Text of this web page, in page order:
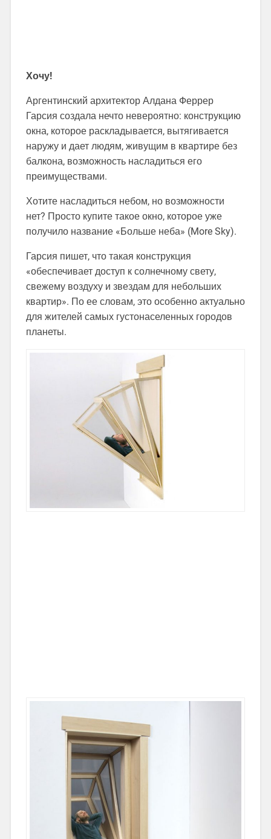
Хочу!
Аргентинский архитектор Алдана Феррер
Гарсия создала нечто невероятно: конструкцию
окна, которое раскладывается, вытягивается
наружу и дает людям, живущим в квартире без
балкона, возможность насладиться его
преимуществами.
Хотите насладиться небом, но возможности
нет? Просто купите такое окно, которое уже
получило название «Больше неба» (More Sky).
Гарсия пишет, что такая конструкция
«обеспечивает доступ к солнечному свету,
свежему воздуху и звездам для небольших
квартир». По ее словам, это особенно актуально
для жителей самых густонаселенных городов
планеты.